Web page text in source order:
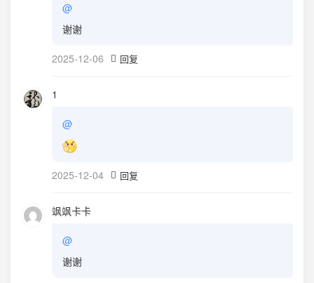
@
谢谢
2025-12-06 回复
1
@
2025-12-04 回复
飒飒卡卡
@
谢谢